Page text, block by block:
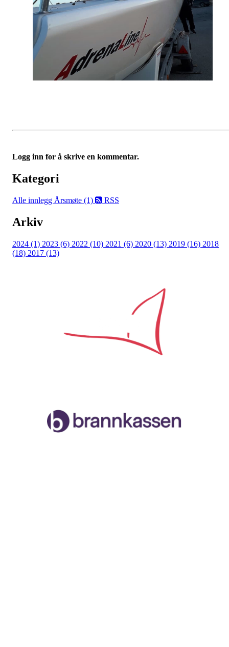
Logg inn for å skrive en kommentar.
Kategori
Alle innlegg Årsmøte (1) RSS
Arkiv
2024 (1) 2023 (6) 2022 (10) 2021 (6) 2020 (13) 2019 (16) 2018
(18) 2017 (13)